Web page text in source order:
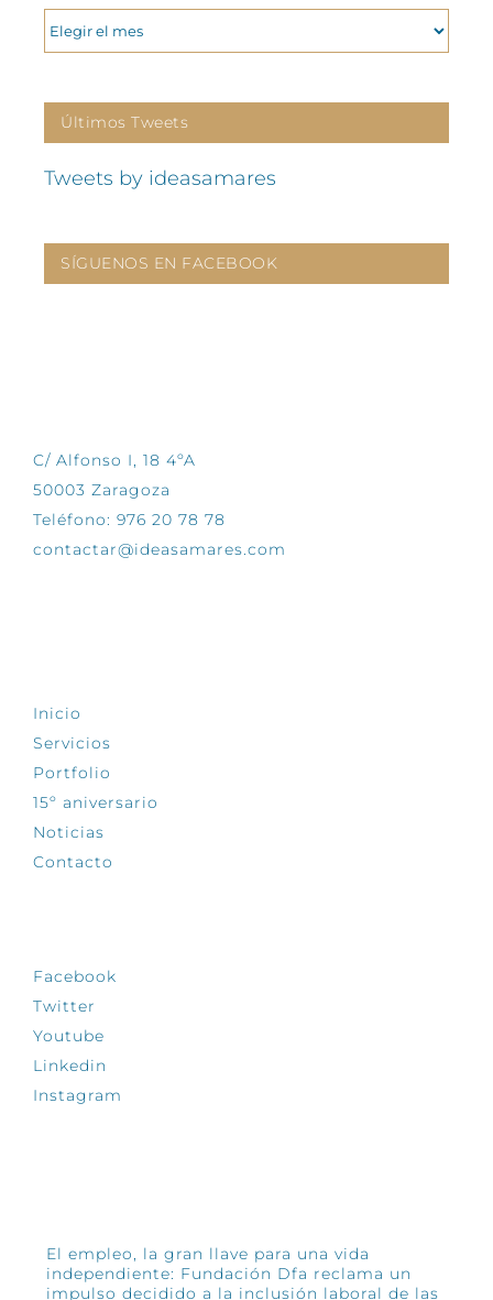
ARCHIVOS
Últimos Tweets
Tweets by ideasamares
SÍGUENOS EN FACEBOOK
C/ Alfonso I, 18 4ºA
50003 Zaragoza
Teléfono: 976 20 78 78
contactar@ideasamares.com
Inicio
Servicios
Portfolio
15º aniversario
Noticias
Contacto
Facebook
Twitter
Youtube
Linkedin
Instagram
El empleo, la gran llave para una vida
independiente: Fundación Dfa reclama un
impulso decidido a la inclusión laboral de las